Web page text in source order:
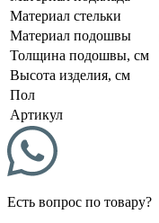
Материал стельки
Материал подошвы
Толщина подошвы, см
Высота изделия, см
Пол
Артикул
Есть вопрос по товару?